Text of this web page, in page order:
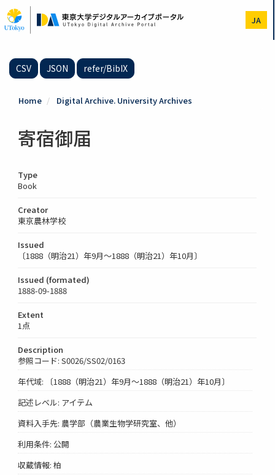
to
main
JA
CSV JSON refer/BibIX
Home Digital Archive. University Archives
寄宿御届
Type
Book
Creator
東京農林学校
Issued
〔1888（明治21）年9月～1888（明治21）年10月〕
Issued (formated)
1888-09-1888
Extent
1点
Description
参照コード: S0026/SS02/0163
年代域: 〔1888（明治21）年9月～1888（明治21）年10月〕
記述レベル: アイテム
資料入手先: 農学部（農業生物学研究室、他）
利用条件: 公開
収蔵情報: 柏